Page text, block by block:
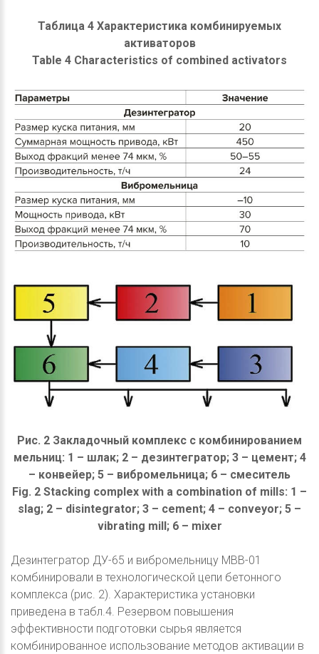
Таблица 4 Характеристика комбинируемых
активаторов
Table 4 Characteristics of combined activators
Рис. 2 Закладочный комплекс с комбинированием
мельниц: 1 – шлак; 2 – дезинтегратор; 3 – цемент; 4
– конвейер; 5 – вибромельница; 6 – смеситель
Fig. 2 Stacking complex with a combination of mills: 1 –
slag; 2 – disintegrator; 3 – cement; 4 – conveyor; 5 –
vibrating mill; 6 – mixer
Дезинтегратор ДУ-65 и вибромельницу МВВ-01
комбинировали в технологической цепи бетонного
комплекса (рис. 2). Характеристика установки
приведена в табл.4. Резервом повышения
эффективности подготовки сырья является
комбинированное использование методов активации в